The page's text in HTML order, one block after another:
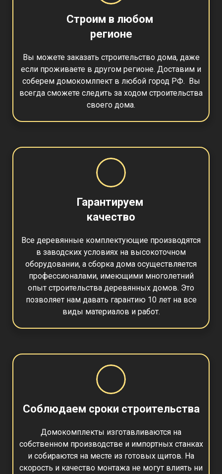
Строим в любом
регионе
Вы можете заказать строительство дома, даже
если проживаете в другом регионе. Доставим и
соберем домокомлпект в любой город РФ. Вы
всегда сможете следить за ходом строительства
своего дома.
Гарантируем
качество
Все деревянные комплектующие производятся
в заводских условиях на высокоточном
оборудовании, а сборка дома осуществляется
профессионалами, имеющими многолетний
опыт строительства деревянных домов. Это
позволяет нам давать гарантию 10 лет на все
виды материалов и работ.
Соблюдаем сроки строительства
Домокомплекты изготавливаются на
собственном производстве и импортных станках
и собираются на месте из готовых щитов. На
скорость и качество монтажа не могут влиять ни